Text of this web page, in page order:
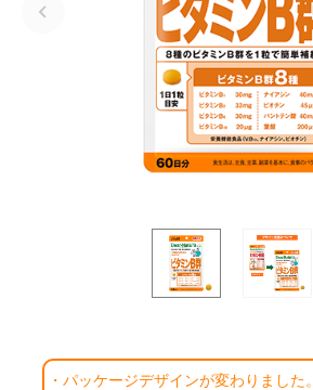
・パッケージデザインが変わりました。